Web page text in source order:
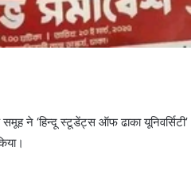
ने ‘हिन्दू स्टूडेंट्स ऑफ ढाका